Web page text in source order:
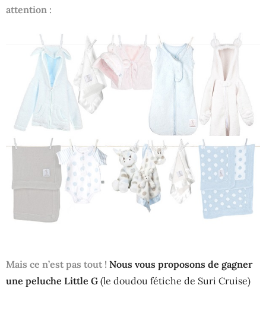
attention :
Mais ce n’est pas tout ! Nous vous proposons de gagner
une peluche Little G (le doudou fétiche de Suri Cruise)